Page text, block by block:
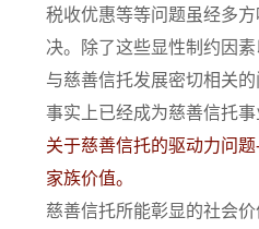
税收优惠等等问题虽经多
决。除了这些显性制约因
与慈善信托发展密切相关
事实上已经成为慈善信托事
关于慈善信托的驱动力问
家族价值。
慈善信托所能彰显的社会